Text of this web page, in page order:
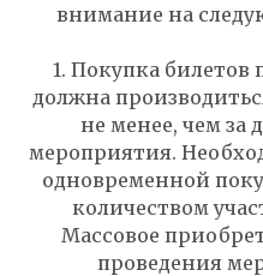
внимание на
1. Покупка
должна
не менее, чем за
мероприятия.
одновременной
количеством
Массовое
проведения